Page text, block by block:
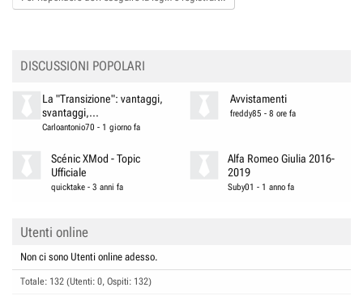
n
DISCUSSIONI POPOLARI
La "Transizione": vantaggi,
svantaggi,...
Carloantonio70 - 1 giorno fa
Avvistamenti
freddy85 - 8 ore fa
Scénic XMod - Topic
Ufficiale
quicktake -3 anni fa
Alfa Romeo Giulia 2016-
2019
Suby01 - 1 anno fa
Utenti online
Non ci sono Utenti online adesso.
Totale: 132 (Utenti: 0, Ospiti: 132)